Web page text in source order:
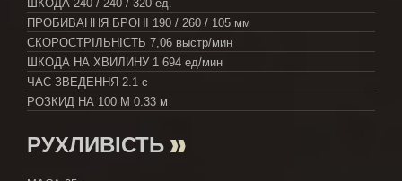
ШКОДА 240 / 240 / 320 ед.
ПРОБИВАННЯ БРОНІ 190 / 260 / 105 мм
СКОРОСТРІЛЬНІСТЬ 7,06 выстр/мин
ШКОДА НА ХВИЛИНУ 1 694 ед/мин
ЧАС ЗВЕДЕННЯ 2.1 с
РОЗКИД НА 100 М 0.33 м
РУХЛИВІСТЬ